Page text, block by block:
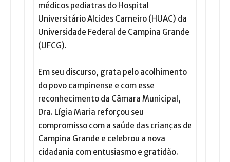
médicos pediatras do Hospital
Universitário Alcides Carneiro (HUAC) da
Universidade Federal de Campina Grande
(UFCG).
Em seu discurso, grata pelo acolhimento
do povo campinense e com esse
reconhecimento da Câmara Municipal,
Dra. Lígia Maria reforçou seu
compromisso com a saúde das crianças de
Campina Grande e celebrou a nova
cidadania com entusiasmo e gratidão.